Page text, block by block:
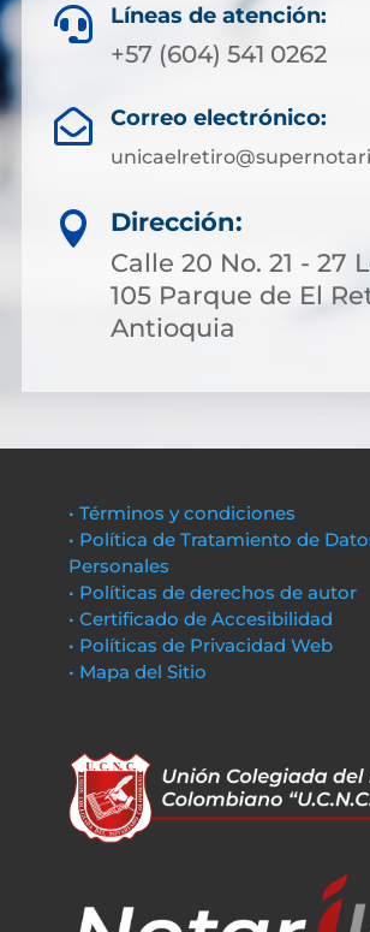
 Líneas de atención:
+57 (604) 541 0262
 Correo electrónico:

Dirección:
Calle 20 No. 21 - 27
105 Parque de El
Antioquia
• Términos y condiciones
• Política de Tratamiento de
Personales
• Políticas de derechos de autor
• Certificado de Accesibilidad
• Políticas de Privacidad Web
• Mapa del Sitio